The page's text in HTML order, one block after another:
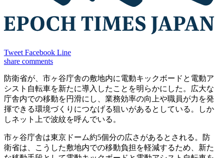
Tweet Facebook Line
share comments
防衛省が、市ヶ谷庁舎の敷地内に電動キックボードと電動ア
シスト自転車を新たに導入したことを明らかにした。広大な
庁舎内での移動を円滑にし、業務効率の向上や職員が力を発
揮できる環境づくりにつなげる狙いがあるとしている。しか
しネット上で波紋を呼んでいる。
市ヶ谷庁舎は東京ドーム約5個分の広さがあるとされる。防
衛省は、こうした敷地内での移動負担を軽減するため、新た